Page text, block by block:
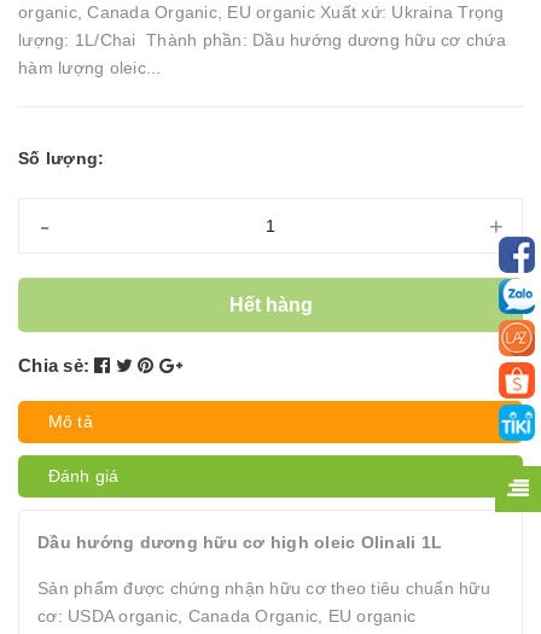
organic, Canada Organic, EU organic Xuất xứ: Ukraina Trọng
lượng: 1L/Chai Thành phần: Dầu hướng dương hữu cơ chứa
hàm lượng oleic...
Số lượng:
- +
Hết hàng
Chia sẻ:
Mô tả
Đánh giá
Dầu hướng dương hữu cơ high oleic Olinali 1L
Sản phẩm được chứng nhận hữu cơ theo tiêu chuẩn hữu
cơ: USDA organic, Canada Organic, EU organic